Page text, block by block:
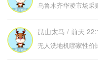
乌鲁木齐华凌市场采
昆山太马 / 前天
无人洗地机哪家性价